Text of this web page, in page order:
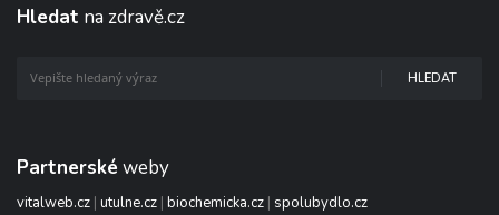
Hledat na zdravě.cz
HLEDAT
Partnerské weby
vitalweb.cz | utulne.cz | biochemicka.cz | spolubydlo.cz